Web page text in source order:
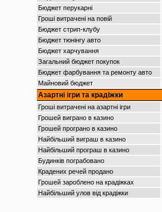
Бюджет перукарні
Гроші витрачені на повій
Бюджет стрип-клубу
Бюджет тюнінгу авто
Бюджет харчування
Загальний бюджет покупок
Бюджет фарбування та ремонту авто
Майновий бюджет
Азартні ігри та крадіжки
Гроші витрачені на азартні ігри
Грошей виграно в казино
Грошей програно в казино
Найбільший виграш в казино
Найбільший програш в казино
Будинків пограбовано
Крадених речей продано
Грошей зароблено на крадіжках
Найбільший улов від крадіжки